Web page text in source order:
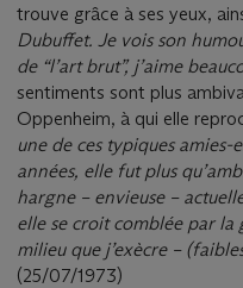
trouve grâce à ses yeux,
Dubuffet. Je vois son
de “l’art brut”, j’aime
sentiments sont plus
Oppenheim, à qui elle
une de ces typiques
années, elle fut plus
hargne – envieuse –
elle se croit comblée par
milieu que j’exècre –
(25/07/1973)